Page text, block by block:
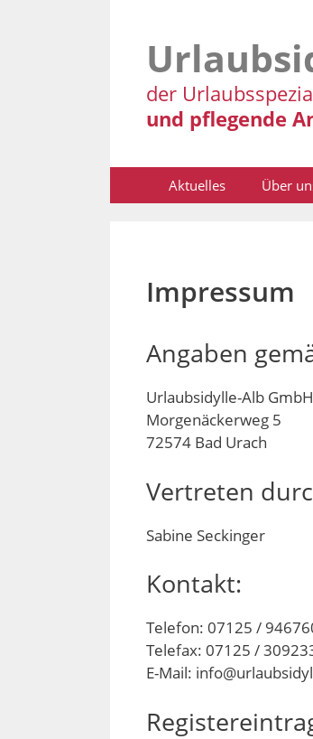
der
und pflegende
Aktuelles Über
Impressum
Angaben
Urlaubsidylle-Alb GmbH
Morgenäckerweg 5
72574 Bad Urach
Vertreten
Sabine Seckinger
Kontakt:
Telefon: 07125 /
Telefax: 07125 /
E-Mail: